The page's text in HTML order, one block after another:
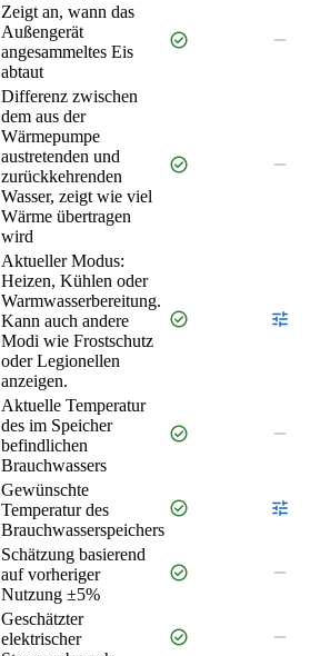
Zeigt an, wann das
Außengerät
angesammeltes Eis
abtaut
check_circle remove
Differenz zwischen
dem aus der
Wärmepumpe
austretenden und
zurückkehrenden
Wasser, zeigt wie viel
Wärme übertragen
wird
check_circle remove
Aktueller Modus:
Heizen, Kühlen oder
Warmwasserbereitung.
Kann auch andere
Modi wie Frostschutz
oder Legionellen
anzeigen.
check_circle tune
Aktuelle Temperatur
des im Speicher
befindlichen
Brauchwassers
check_circle remove
Gewünschte
Temperatur des
Brauchwasserspeichers
check_circle tune
Schätzung basierend
auf vorheriger
Nutzung ±5%
check_circle remove
Geschätzter
elektrischer
check_circle remove